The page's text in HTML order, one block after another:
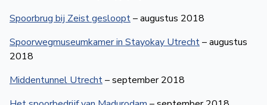
Spoorbrug bij Zeist gesloopt– augustus 2018
Spoorwegmuseumkamer in Stayokay Utrecht– augustus
2018
Middentunnel Utrecht– september 2018